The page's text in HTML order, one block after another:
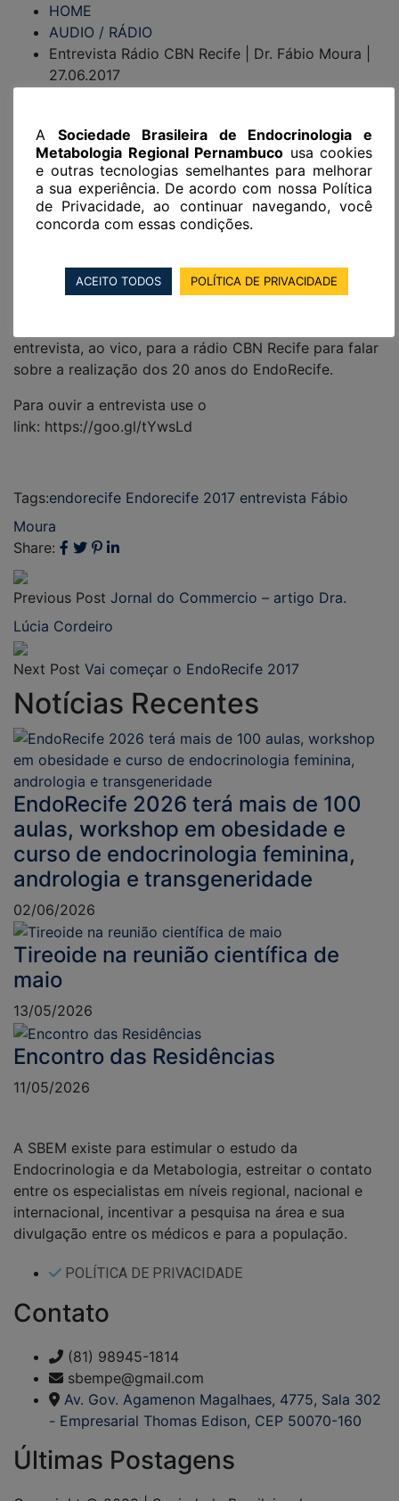
HOME
AUDIO / RÁDIO
Entrevista Rádio CBN Recife | Dr. Fábio Moura |
27.06.2017
28/06/2017
Rodrigo
entrevista, ao vico, para a rádio CBN Recife para falar
sobre a realização dos 20 anos do EndoRecife.
Para ouvir a entrevista use o
link: https://goo.gl/tYwsLd
Tags:endorecife Endorecife 2017 entrevista Fábio
Moura
Share:
Previous Post Jornal do Commercio – artigo Dra.
Lúcia Cordeiro
Next Post Vai começar o EndoRecife 2017
Notícias Recentes
EndoRecife 2026 terá mais de 100
aulas, workshop em obesidade e
curso de endocrinologia feminina,
andrologia e transgeneridade
02/06/2026
Tireoide na reunião científica de
maio
13/05/2026
Encontro das Residências
11/05/2026
A SBEM existe para estimular o estudo da
Endocrinologia e da Metabologia, estreitar o contato
entre os especialistas em níveis regional, nacional e
internacional, incentivar a pesquisa na área e sua
divulgação entre os médicos e para a população.
POLÍTICA DE PRIVACIDADE
Contato
(81) 98945-1814
sbempe@gmail.com
Av. Gov. Agamenon Magalhaes, 4775, Sala 302
- Empresarial Thomas Edison, CEP 50070-160
Últimas Postagens
A Sociedade Brasileira de Endocrinologia e
Metabologia Regional Pernambuco usa cookies
e outras tecnologias semelhantes para melhorar
a sua experiência. De acordo com nossa Política
de Privacidade, ao continuar navegando, você
concorda com essas condições.
ACEITO TODOS POLÍTICA DE PRIVACIDADE